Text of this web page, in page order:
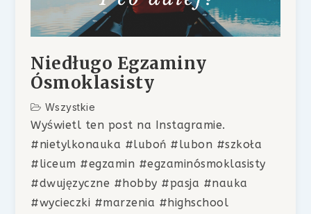
Niedługo Egzaminy
Ósmoklasisty
Wszystkie
Wyświetl ten post na Instagramie.
#nietylkonauka #luboń #lubon #szkoła
#liceum #egzamin #egzaminósmoklasisty
#dwujęzyczne #hobby #pasja #nauka
#wycieczki #marzenia #highschool